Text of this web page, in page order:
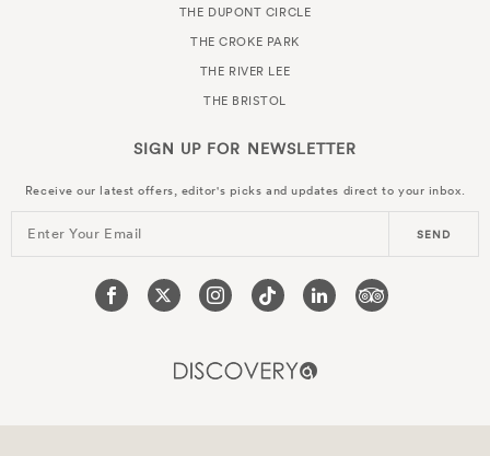
THE DUPONT CIRCLE
THE CROKE PARK
THE RIVER LEE
THE BRISTOL
SIGN UP FOR NEWSLETTER
Receive our latest offers, editor's picks and updates direct to your inbox.
Enter Your Email SEND